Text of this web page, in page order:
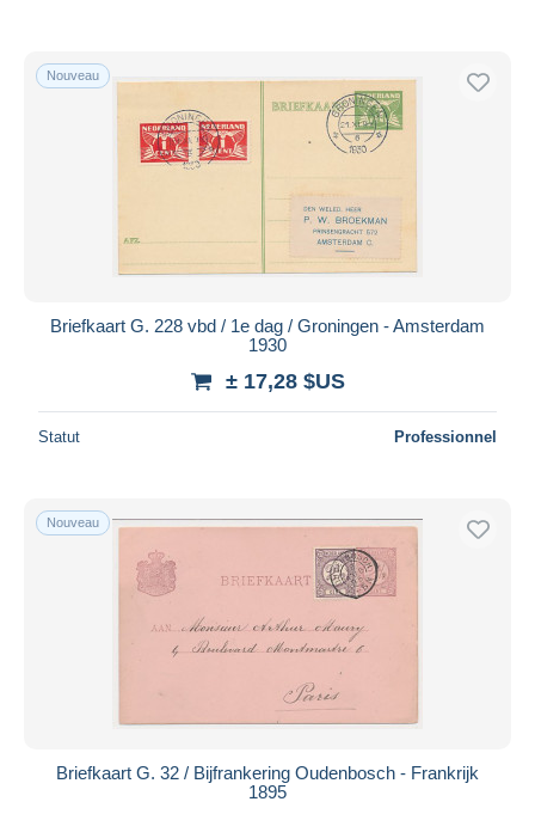
Nouveau
Briefkaart G. 228 vbd / 1e dag / Groningen - Amsterdam
1930
± 17,28 $US
Statut Professionnel
Nouveau
Briefkaart G. 32 / Bijfrankering Oudenbosch - Frankrijk
1895